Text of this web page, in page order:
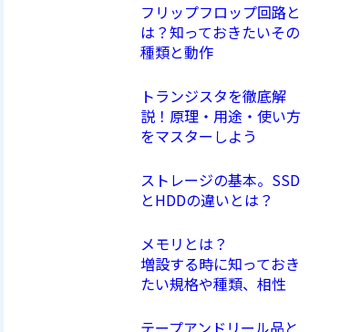
フリップフロップ回路と
は？知っておきたいその
種類と動作
トランジスタを徹底解
説！原理・用途・使い方
をマスターしよう
ストレージの基本。SSD
とHDDの違いとは？
メモリとは？
増設する時に知っておき
たい規格や種類、相性